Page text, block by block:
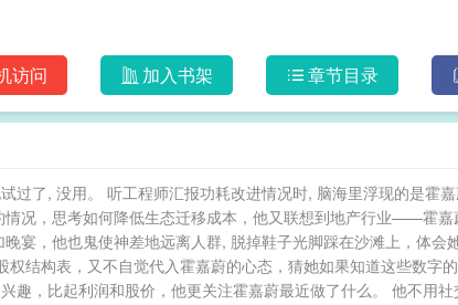
访问 加入书架 章节目录
过了, 没用。 听工程师汇报功耗改进情况时, 脑海里浮现的是霍
况，思考如何降低生态迁移成本，他又联想到地产行业——霍
宴，他也鬼使神差地远离人群, 脱掉鞋子光脚踩在沙滩上，体会
权结构表，又不自觉代入霍嘉蔚的心态，猜她如果知道这些数字
趣，比起利润和股价，他更关注霍嘉蔚最近做了什么。 他不用